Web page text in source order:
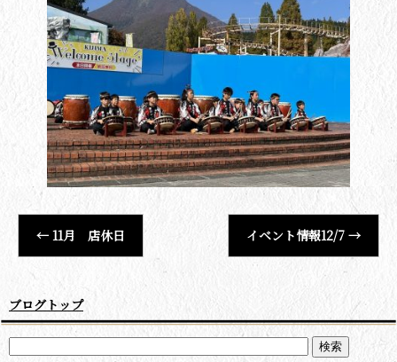
← 11月 店休日 イベント情報12/7 →
ブログトップ